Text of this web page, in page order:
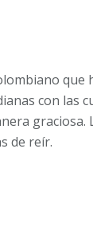
que
con las
graciosa.
de reír.